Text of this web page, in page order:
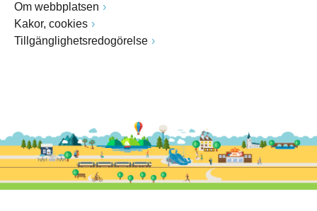
Om webbplatsen
Kakor, cookies
Tillgänglighetsredogörelse